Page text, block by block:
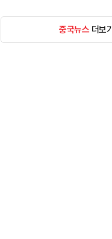
중국뉴스더보기